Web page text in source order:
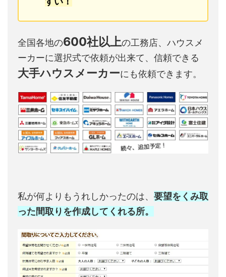
全国各地の600社以上の工務店、ハウスメ
ーカーに選択式で依頼が出来て、信頼できる
大手ハウスメーカーにも依頼できます。
私が何よりもうれしかったのは、 要望をくみ取
った間取りを作成してくれる所。